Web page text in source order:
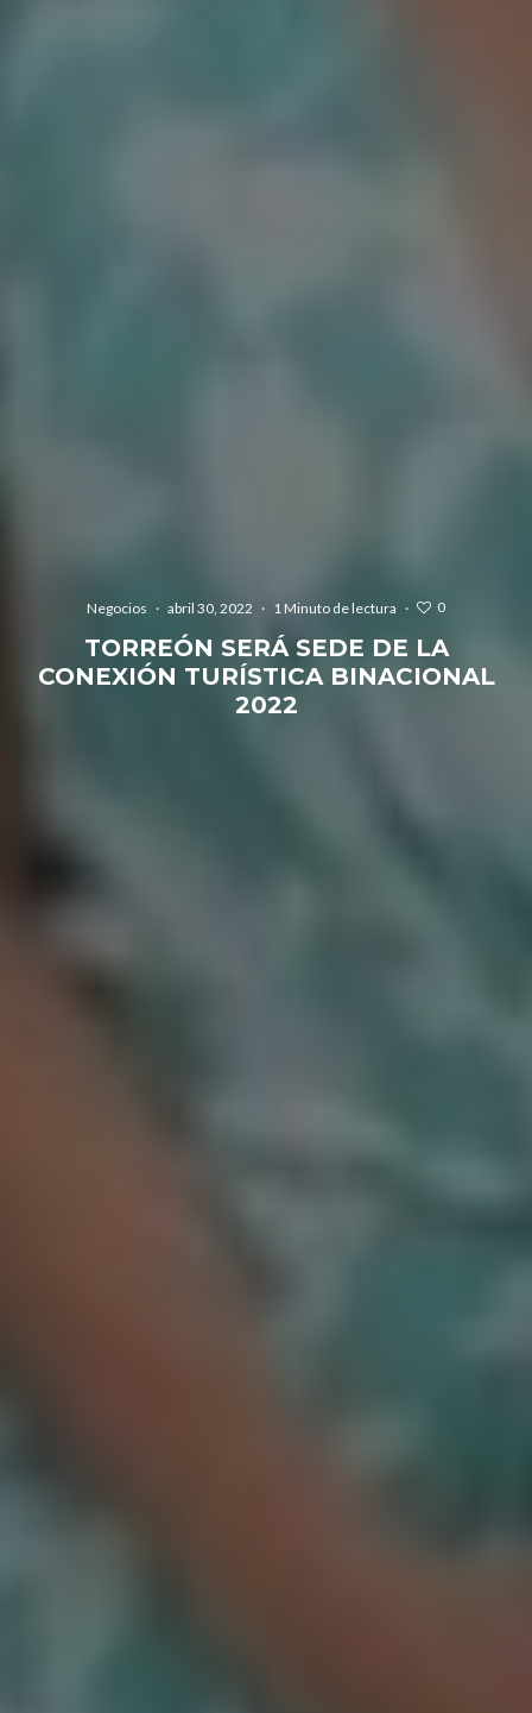
Negocios · abril 30, 2022 · 1 Minuto de lectura · 0
TORREÓN SERÁ SEDE DE LA
CONEXIÓN TURÍSTICA BINACIONAL
2022